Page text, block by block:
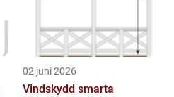
02 juni 2026
Vindskydd smarta